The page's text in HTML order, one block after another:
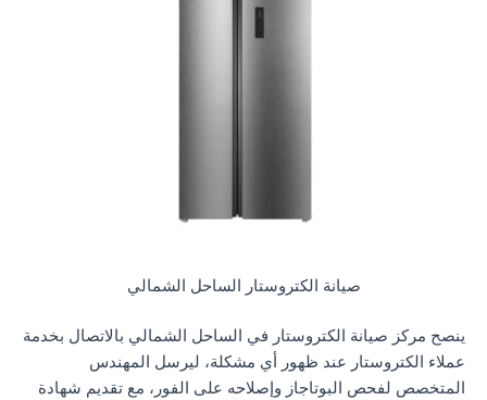
صيانة الكتروستار الساحل الشمالي
ينصح مركز صيانة الكتروستار في الساحل الشمالي بالاتصال بخدمة
عملاء الكتروستار عند ظهور أي مشكلة، ليرسل المهندس
المتخصص لفحص البوتاجاز وإصلاحه على الفور، مع تقديم شهادة